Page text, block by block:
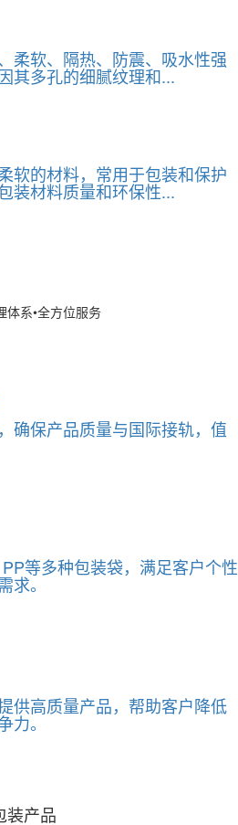
柔软、隔热、防震、吸水性强
其多孔的细腻纹理和...
软的材料，常用于包装和保护
装材料质量和环保性...
体系•全方位服务
确保产品质量与国际接轨，值
等多种包装袋，满足客户个性
求。
供高质量产品，帮助客户降低
力。
装产品